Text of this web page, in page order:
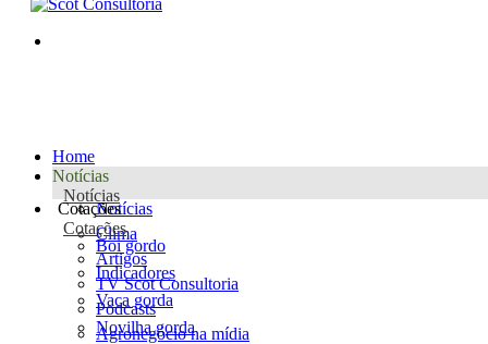
Home
Notícias
Notícias
Notícias
Clima
Artigos
TV Scot Consultoria
Podcasts
Agronegócio na mídia
Cotações
Cotações
Boi gordo
Indicadores
Vaca gorda
Novilha gorda